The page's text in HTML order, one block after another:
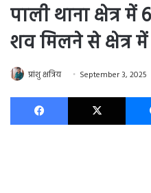
पाली थाना क्षेत्र
शव मिलने से क्षेत्र
प्रांशु क्षत्रिय September 3, 2025
Facebook X